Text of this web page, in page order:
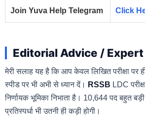
Join Yuva Help Telegram Click
Editorial Advice /
मेरी सलाह यह है कि आप केवल लिखित परीक्षा पर
स्पीड पर भी अभी से ध्यान दें।
RSSB LDC
निर्णायक भूमिका निभाता है। 10,644 पद बहुत
प्रतिस्पर्धा भी उतनी ही कड़ी होगी।